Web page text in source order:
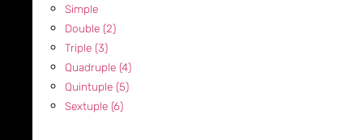
Simple
Double (2)
Triple (3)
Quadruple (4)
Quintuple (5)
Sextuple (6)